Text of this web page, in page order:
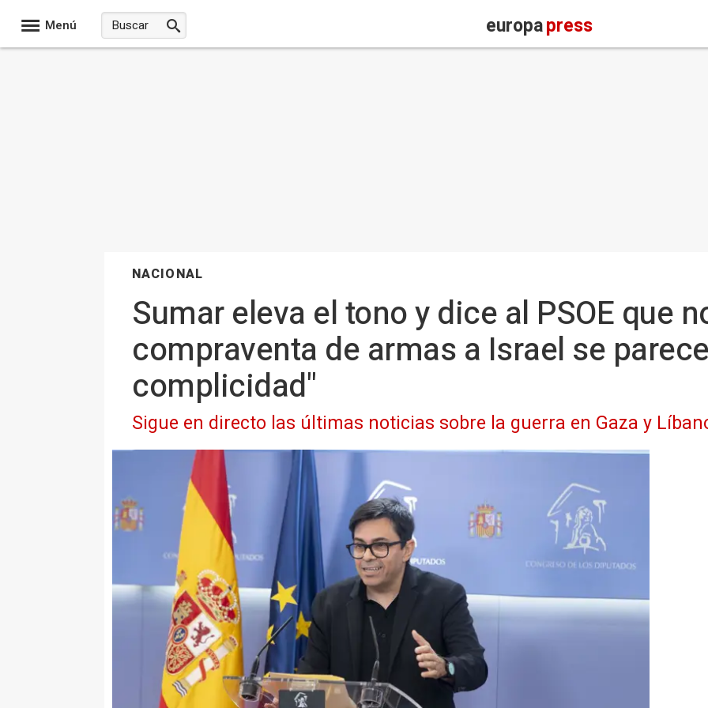
Menú europapress
NACIONAL
Sumar eleva el tono y dice al PSOE que
compraventa de armas a Israel se
complicidad"
Sigue en directo las últimas noticias sobre la guerra en Gaza y